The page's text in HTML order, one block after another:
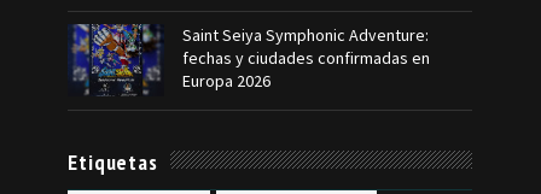
Saint Seiya Symphonic Adventure:
fechas y ciudades confirmadas en
Europa 2026
Etiquetas